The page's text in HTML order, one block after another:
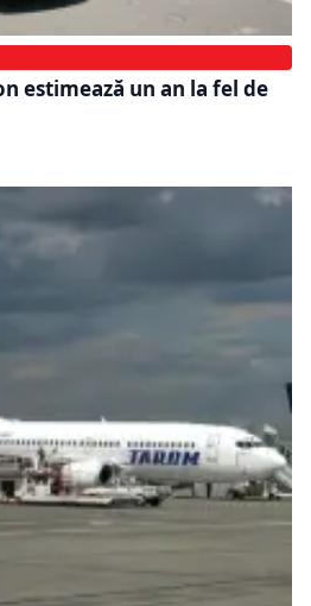
estimează un an la fel de